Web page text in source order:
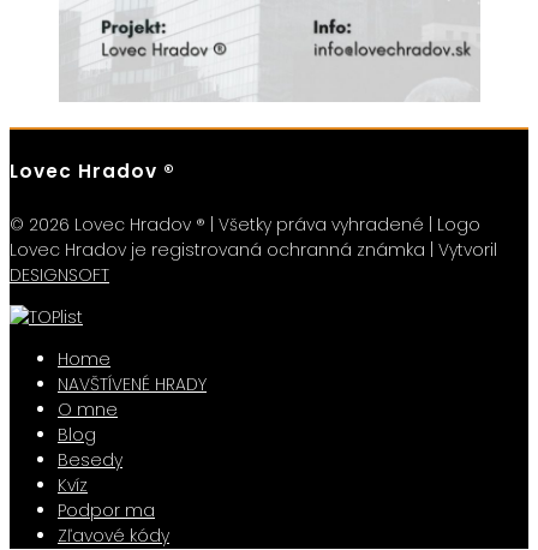
Lovec Hradov ®
© 2026 Lovec Hradov ® | Všetky práva vyhradené | Logo
Lovec Hradov je registrovaná ochranná známka | Vytvoril
DESIGNSOFT
Home
NAVŠTÍVENÉ HRADY
O mne
Blog
Besedy
Kvíz
Podpor ma
Zľavové kódy